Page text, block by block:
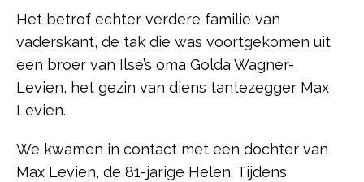
Het betrof echter verdere familie van
vaderskant, de tak die was voortgekomen uit
een broer van Ilse’s oma Golda Wagner-
Levien, het gezin van diens tantezegger Max
Levien.
We kwamen in contact met een dochter van
Max Levien, de 81-jarige Helen. Tijdens